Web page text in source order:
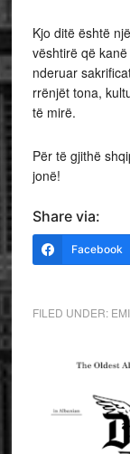
Kjo ditë është
vështirë që
nderuar
rrënjët tona,
të mirë.
Për të gjithë
jonë!
Share via:
Facebook
FILED UNDER: